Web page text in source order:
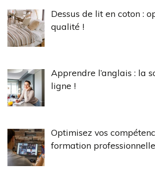
Dessus de lit en coton :
qualité !
Apprendre l’anglais : la
ligne !
Optimisez vos
formation professionnelle